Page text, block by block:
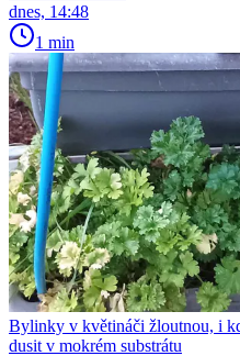
dnes, 14:48
1 min
Bylinky v květináči žloutnou, i
dusit v mokrém substrátu